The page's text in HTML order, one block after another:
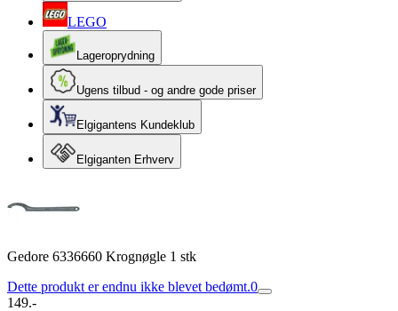
LEGO
Lageroprydning
Ugens tilbud - og andre gode priser
Elgigantens Kundeklub
Elgiganten Erhverv
Gedore 6336660 Krognøgle 1 stk
Dette produkt er endnu ikke blevet bedømt.0
149.-